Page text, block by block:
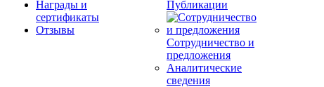
Награды и
сертификаты
Отзывы
Публикации
Сотрудничество и
предложения
Аналитические
сведения